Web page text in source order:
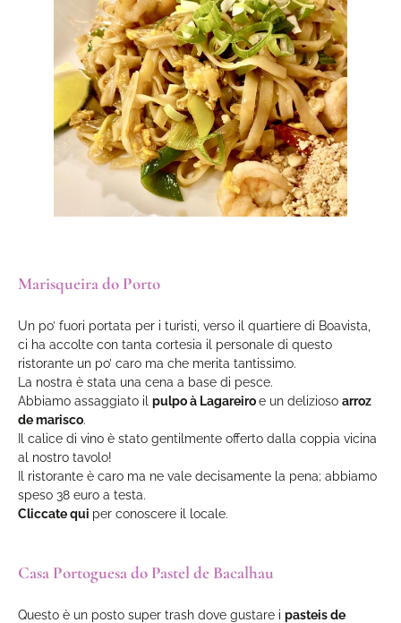
Marisqueira do Porto
Un po’ fuori portata per i turisti, verso il quartiere di Boavista,
ci ha accolte con tanta cortesia il personale di questo
ristorante un po’ caro ma che merita tantissimo.
La nostra è stata una cena a base di pesce.
Abbiamo assaggiato il pulpo à Lagareiroe un delizioso arroz
de marisco.
Il calice di vino è stato gentilmente offerto dalla coppia vicina
al nostro tavolo!
Il ristorante è caro ma ne vale decisamente la pena; abbiamo
speso 38 euro a testa.
Cliccate qui per conoscere il locale.
Casa Portoguesa do Pastel de Bacalhau
Questo è un posto super trash dove gustare i pasteis de